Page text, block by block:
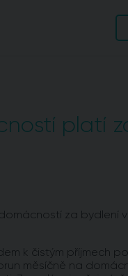
platí
za bydlení
k čistým příjmech
měsíčně na